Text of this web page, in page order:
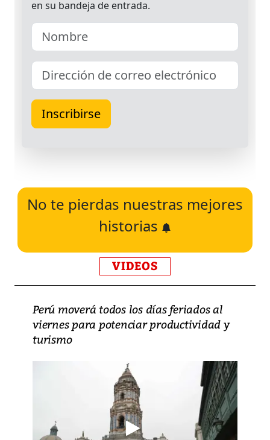
No te pierdas nuestras mejores
historias
VIDEOS
Perú moverá todos los días feriados al
viernes para potenciar productividad y
turismo